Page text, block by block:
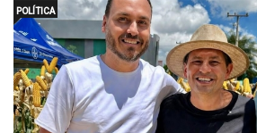
POLÍTICA